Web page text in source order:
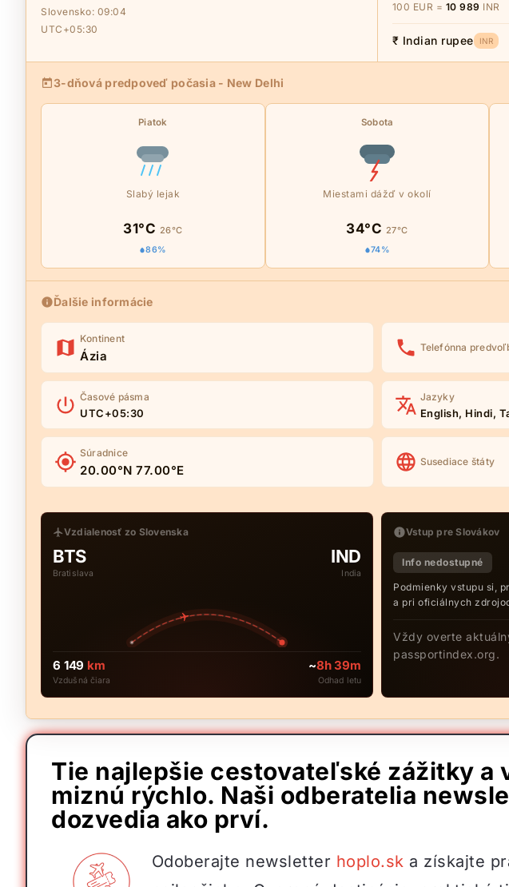
Slovensko: 09:04
UTC+05:30
100 EUR = 10 989 INR
₹ Indian rupee INR
3-dňová predpoveď počasia - New Delhi
Piatok
Slabý lejak
31°C 26°C
86%
Sobota
Miestami dážď v okolí
34°C 27°C
74%
Ďalšie informácie
Kontinent
Ázia
Telefónna
Časové pásma
UTC+05:30
Jazyky
English, Hindi,
Súradnice
20.00°N 77.00°E
Susediace štáty
Vzdialenosť zo Slovenska
BTS
Bratislava
IND
India
6 149 km
Vzdušná čiara
~8h 39m
Odhad letu
Vstup pre Slovákov
Info nedostupné
Podmienky vstupu si,
a pri oficiálnych
Vždy overte
passportindex.org.
Tie najlepšie cestovateľské zážitky a
miznú rýchlo. Naši odberatelia
dozvedia ako prví.
Odoberajte newsletter hoplo.sk a získajte